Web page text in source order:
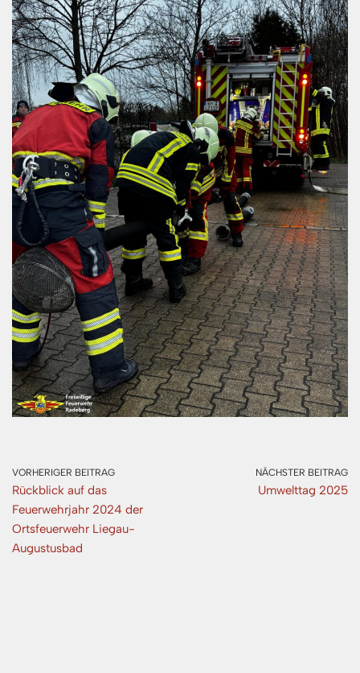
VORHERIGER BEITRAG
Rückblick auf das
Feuerwehrjahr 2024 der
Ortsfeuerwehr Liegau-
Augustusbad
NÄCHSTER BEITRAG
Umwelttag 2025